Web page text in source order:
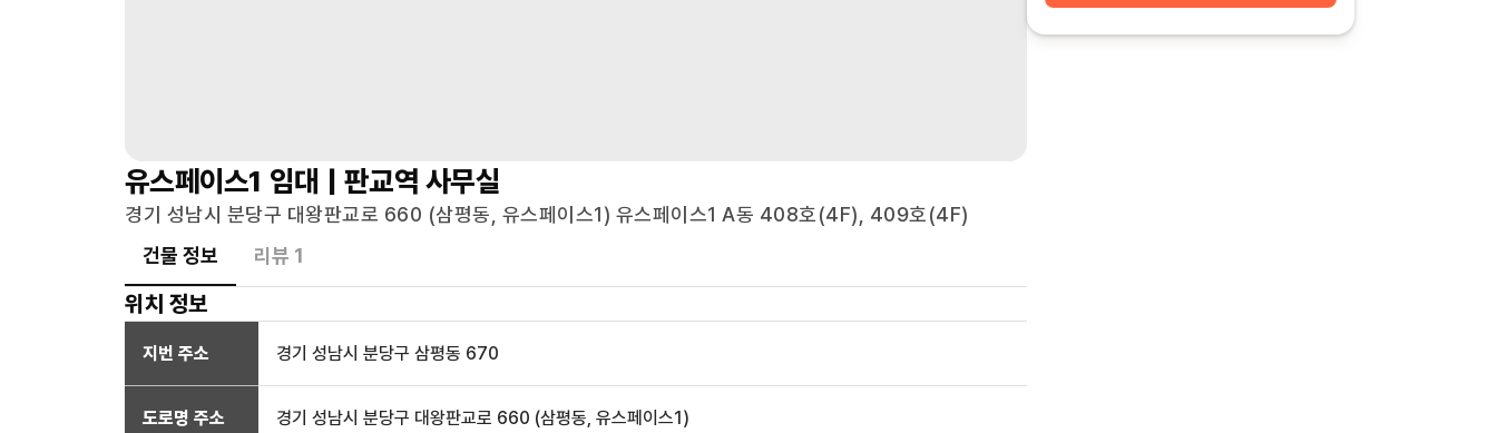
유스페이스1 임대 | 판교역 사무실
경기 성남시 분당구 대왕판교로 660 (삼평동, 유스페이스1) 유스페이스1 A동 408호(4F), 409호(4F)
건물 정보
리뷰 1
위치 정보
지번 주소 경기 성남시 분당구 삼평동 670
도로명 주소 경기 성남시 분당구 대왕판교로 660 (삼평동, 유스페이스1)